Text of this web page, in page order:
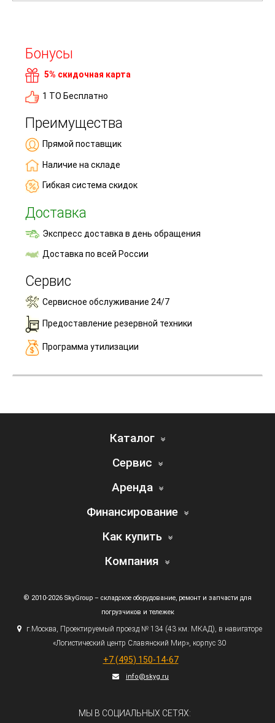
Бонусы
5% скидочная карта
1 ТО Бесплатно
Преимущества
Прямой поставщик
Наличие на складе
Гибкая система скидок
Доставка
Экспресс доставка в день обращения
Доставка по всей России
Сервис
Сервисное обслуживание 24/7
Предоставление резервной техники
Программа утилизации
Каталог
Сервис
Аренда
Финансирование
Как купить
Компания
© 2010-2026 SkyGroup – складское оборудование, ремонт и запчасти для
погрузчиков и тележек
г.Москва, Проектируемый проезд № 134 (43км. МКАД), в навигаторе
«Логистический центр Славянский Мир», корпус 30
+7 (495) 150-14-67
info@skyg.ru
МЫ В СОЦИАЛЬНЫХ СЕТЯХ: